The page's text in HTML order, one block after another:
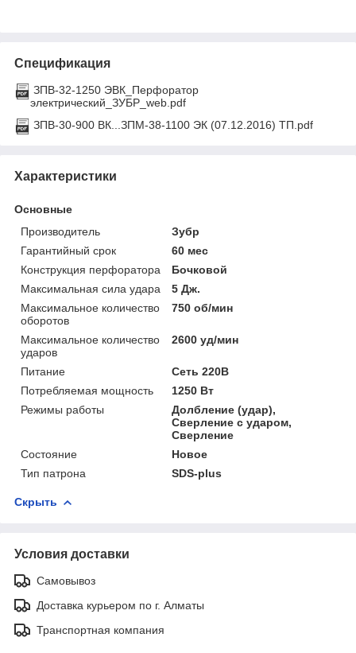
Спецификация
ЗПВ-32-1250 ЭВК_Перфоратор
электрический_ЗУБР_web.pdf
ЗПВ-30-900 ВК...ЗПМ-38-1100 ЭК (07.12.2016) ТП.pdf
Характеристики
Основные
Производитель
Зубр
Гарантийный срок
60 мес
Конструкция перфоратора
Бочковой
Максимальная сила удара
5 Дж.
Максимальное количество
оборотов
750 об/мин
Максимальное количество
ударов
2600 уд/мин
Питание
Сеть 220В
Потребляемая мощность
1250 Вт
Режимы работы
Долбление (удар),
Сверление с ударом,
Сверление
Состояние
Новое
Тип патрона
SDS-plus
Скрыть
Условия доставки
Самовывоз
Доставка курьером по г. Алматы
Транспортная компания